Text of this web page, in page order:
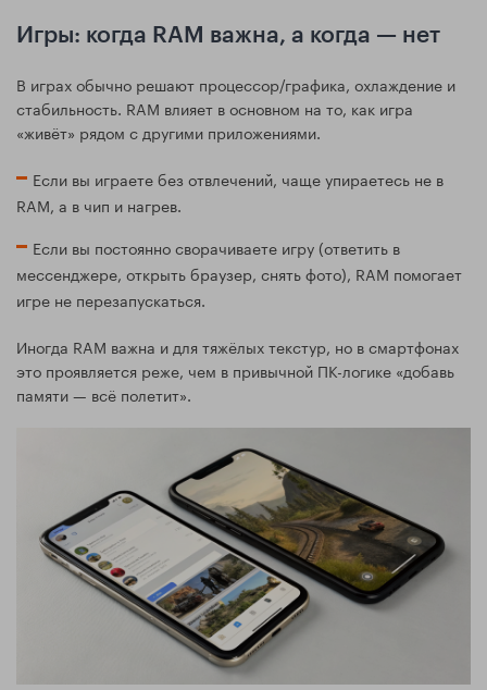
Игры: когда RAM важна, а когда — нет
В играх обычно решают процессор/графика, охлаждение и
стабильность. RAM влияет в основном на то, как игра
«живёт» рядом с другими приложениями.
Если вы играете без отвлечений, чаще упираетесь не в
RAM, а в чип и нагрев.
Если вы постоянно сворачиваете игру (ответить в
мессенджере, открыть браузер, снять фото), RAM помогает
игре не перезапускаться.
Иногда RAM важна и для тяжёлых текстур, но в смартфонах
это проявляется реже, чем в привычной ПК-логике «добавь
памяти — всё полетит».